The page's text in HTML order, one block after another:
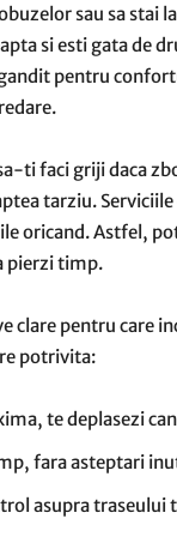
sau sa stai
si esti gata de
pentru
ti faci griji daca
tarziu.
oricand. Astfel,
pierzi timp.
clare pentru care
potrivita:
te deplasezi
fara asteptari
asupra traseului